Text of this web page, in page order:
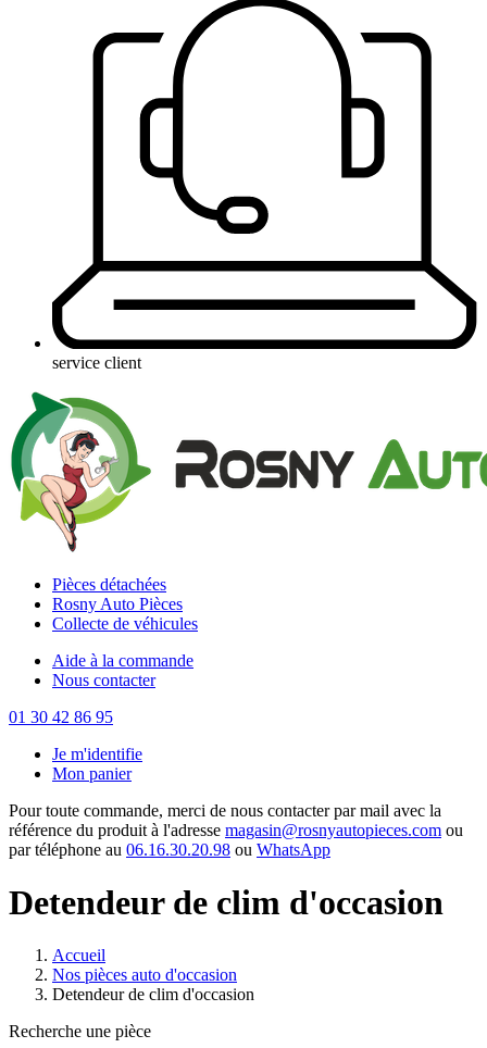
service client
Pièces détachées
Rosny Auto Pièces
Collecte de véhicules
Aide à la commande
Nous contacter
01 30 42 86 95
Je m'identifie
Mon panier
Pour toute commande, merci de nous contacter par mail avec la
référence du produit à l'adresse magasin@rosnyautopieces.com ou
par téléphone au 06.16.30.20.98 ou WhatsApp
Detendeur de clim d'occasion
Accueil
Nos pièces auto d'occasion
Detendeur de clim d'occasion
Recherche une pièce